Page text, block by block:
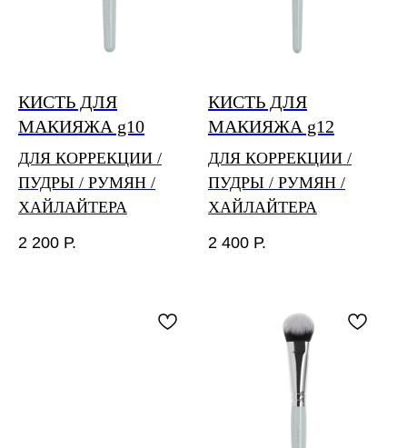
feedback@piminovavalery.ru
КИСТЬ ДЛЯ
МАКИЯЖА g10
ДЛЯ КОРРЕКЦИИ /
ПУДРЫ / РУМЯН /
ХАЙЛАЙТЕРА
2 200 Р.
КИСТЬ ДЛЯ
МАКИЯЖА g12
ДЛЯ КОРРЕКЦИИ /
ПУДРЫ / РУМЯН /
ХАЙЛАЙТЕРА
2 400 Р.